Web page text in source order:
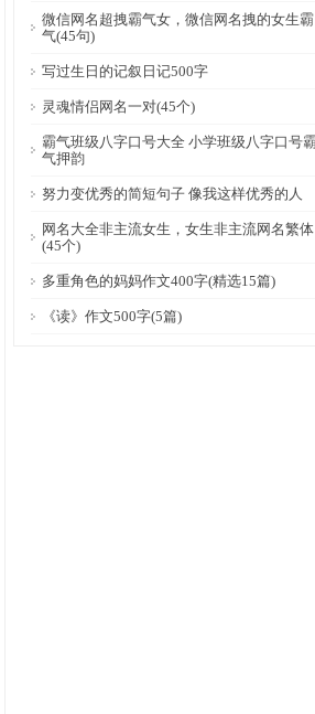
微信网名超拽霸气女，微信网名拽的女生霸
气(45句)
写过生日的记叙日记500字
灵魂情侣网名一对(45个)
霸气班级八字口号大全 小学班级八字口号
气押韵
努力变优秀的简短句子 像我这样优秀的人
网名大全非主流女生，女生非主流网名繁体
(45个)
多重角色的妈妈作文400字(精选15篇)
《读》作文500字(5篇)